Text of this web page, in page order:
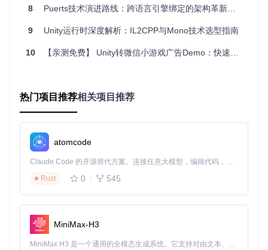
环境准备：构建基础开发架构
置和项目初始设置两大环节。
Unity环境设置
安装Unity 2019.4 LTS或更高版本
安装WebGL构建支持模块
导入微信小游戏适配插件
微信开发者工具准备
下载并安装微信开发者工具Stable版本
配置调试环境
图：Unity到微信小游戏的构建模板处理流程图，展示了从引擎
编译到模板替换的完整流程
8 Puerts技术演进路线：跨语言引擎绑定的架构革新与生态构建
9 Unity运行时深度解析：IL2CPP与Mono技术选型指南
10 【亲测免费】 Unity转微信小游戏广告Demo：快速集成广告功能的最佳实践
热门项目推荐相关项目推荐
atomcode
Claude Code 的开源替代方案。连接任意大模型，编辑代码，运行命令，自动验证 — 全自动执行。用 Rust 构建，极致性能。 ｜ An open-source alternative to Claude Code. Connect any LLM, edit code, run commands, and verify changes — autonomously. Built in Rust for speed. Get Started
Rust
0 545
MiniMax-H3
MiniMax H3 是一个通用的全模态生成系统。它支持对由文本、图像、视频和音频组成的多模态上下文进行统一理解，并能生成分辨率高达 2K、时长可达 15 秒的带原生立体声音频的视频。得益于面向任务泛化的系统设计，H3 在预训练阶段就已具备广泛的多模态上下文理解与生成能力，能够出色地执行复杂的多模态指令。